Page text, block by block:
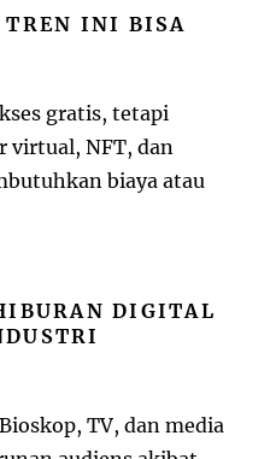
TREN INI BISA
gratis, tetapi
virtual, NFT, dan
biaya atau
DIGITAL
TV, dan media